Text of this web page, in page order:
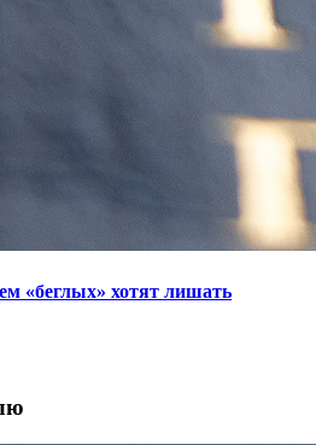
«беглых» хотят лишать